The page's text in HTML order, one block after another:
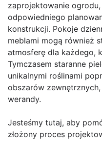
zaprojektowanie
odpowiedniego
konstrukcji. Pokoje
meblami mogą również
atmosferę dla każdego,
Tymczasem staranne
unikalnymi roślinami
obszarów
werandy.
Jesteśmy tutaj, aby
złożony proces